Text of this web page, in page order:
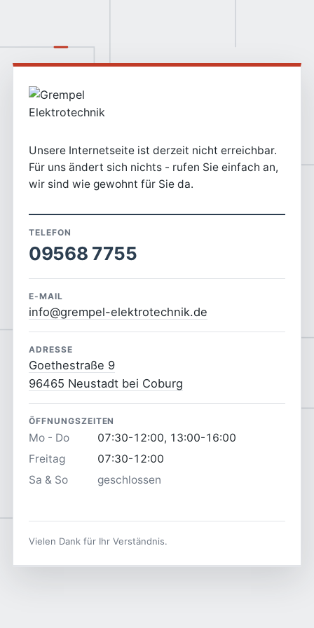
Unsere Internetseite ist derzeit nicht erreichbar.
Für uns ändert sich nichts - rufen Sie einfach an,
wir sind wie gewohnt für Sie da.
TELEFON
09568 7755
E-MAIL
info@grempel-elektrotechnik.de
ADRESSE
Goethestraße 9
96465 Neustadt bei Coburg
ÖFFNUNGSZEITEN
Mo - Do
07:30-12:00, 13:00-16:00
Freitag
07:30-12:00
Sa & So
geschlossen
Vielen Dank für Ihr Verständnis.